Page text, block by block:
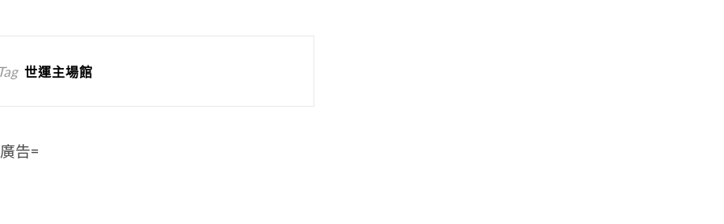
世運主場館
告=